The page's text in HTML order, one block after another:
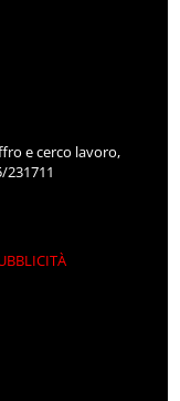
e cerco lavoro,